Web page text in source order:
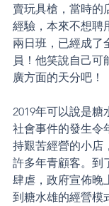
賣玩具槍，當時的
經驗，本來不想聘
兩日班，已經成了
員！他笑說自己可
廣方面的天分吧！
2019年可以說是糖
社會事件的發生令
持艱苦經營的小店
許多年青顧客。到
肆虐，政府宣佈晚
到糖水雄的經營模